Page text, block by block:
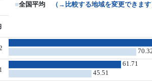
■全国平均 （→比較する地域を変更できます
61.71
45.51